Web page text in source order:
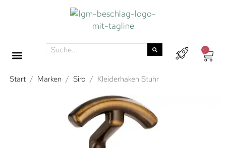
0
Start / Marken / Siro / Kleiderhaken Stuhr